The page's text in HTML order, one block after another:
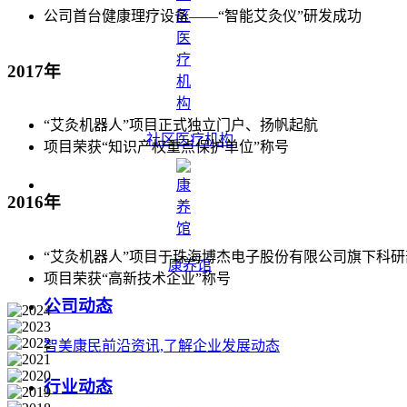
社区医疗机构
康养馆
公司动态
智美康民前沿资讯,了解企业发展动态
行业动态
公司首台健康理疗设备——“智能艾灸仪”研发成功
2017年
“艾灸机器人”项目正式独立门户、扬帆起航
项目荣获“知识产权重点保护单位”称号
2016年
“艾灸机器人”项目于珠海博杰电子股份有限公司旗下科
项目荣获“高新技术企业”称号